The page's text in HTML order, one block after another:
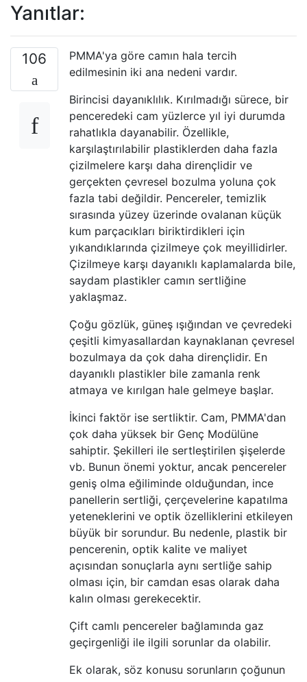
Yanıtlar:
106
PMMA'ya göre camın hala tercih
edilmesinin iki ana nedeni vardır.
Birincisi dayanıklılık. Kırılmadığı sürece, bir
penceredeki cam yüzlerce yıl iyi durumda
rahatlıkla dayanabilir. Özellikle,
karşılaştırılabilir plastiklerden daha fazla
çizilmelere karşı daha dirençlidir ve
gerçekten çevresel bozulma yoluna çok
fazla tabi değildir. Pencereler, temizlik
sırasında yüzey üzerinde ovalanan küçük
kum parçacıkları biriktirdikleri için
yıkandıklarında çizilmeye çok meyillidirler.
Çizilmeye karşı dayanıklı kaplamalarda bile,
saydam plastikler camın sertliğine
yaklaşmaz.
Çoğu gözlük, güneş ışığından ve çevredeki
çeşitli kimyasallardan kaynaklanan çevresel
bozulmaya da çok daha dirençlidir. En
dayanıklı plastikler bile zamanla renk
atmaya ve kırılgan hale gelmeye başlar.
İkinci faktör ise sertliktir. Cam, PMMA'dan
çok daha yüksek bir Genç Modülüne
sahiptir. Şekilleri ile sertleştirilen şişelerde
vb. Bunun önemi yoktur, ancak pencereler
geniş olma eğiliminde olduğundan, ince
panellerin sertliği, çerçevelerine kapatılma
yeteneklerini ve optik özelliklerini etkileyen
büyük bir sorundur. Bu nedenle, plastik bir
pencerenin, optik kalite ve maliyet
açısından sonuçlarla aynı sertliğe sahip
olması için, bir camdan esas olarak daha
kalın olması gerekecektir.
Çift camlı pencereler bağlamında gaz
geçirgenliği ile ilgili sorunlar da olabilir.
Ek olarak, söz konusu sorunların çoğunun